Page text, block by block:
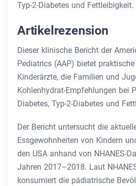
Typ-2-Diabetes und Fettleibigkeit.
Artikelrezension
Dieser klinische Bericht der
Pediatrics (AAP) bietet
Kinderärzte, die Familien und
Kohlenhydrat-Empfehlungen bei
Diabetes, Typ-2-Diabetes und
Der Bericht untersucht die
Essgewohnheiten von Kindern
den USA anhand von NHANES-
Jahren 2017–2018. Laut
konsumiert die pädiatrische